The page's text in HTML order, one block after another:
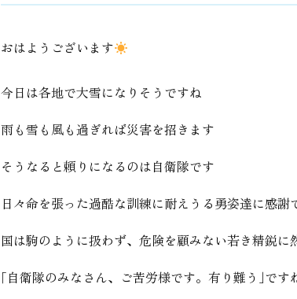
おはようございます
今日は各地で大雪になりそうですね
雨も雪も風も過ぎれば災害を招きます
そうなると頼りになるのは自衛隊です
日々命を張った過酷な訓練に耐えうる勇姿達に感謝
国は駒のように扱わず、危険を顧みない若き精鋭
｢自衛隊のみなさん、ご苦労様です。有り難う｣です